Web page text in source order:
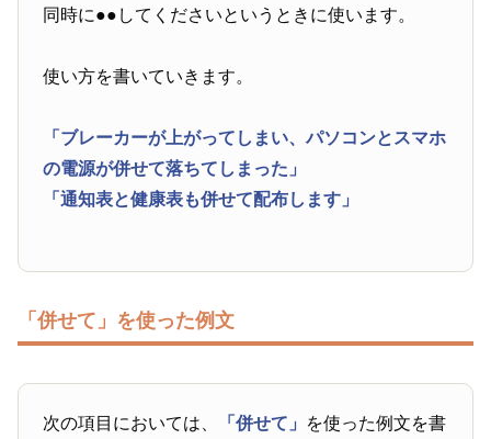
同時に●●してくださいというときに使います。
使い方を書いていきます。
「ブレーカーが上がってしまい、パソコンとスマホ
の電源が併せて落ちてしまった」
「通知表と健康表も併せて配布します」
「併せて」を使った例文
次の項目においては、 「併せて」 を使った例文を書